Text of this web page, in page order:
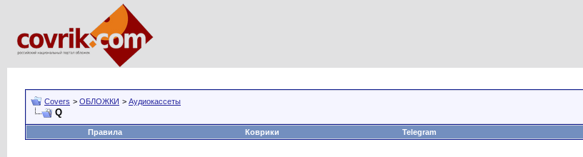
Covers > ОБЛОЖКИ > Аудиокассеты
Q
Правила
Коврики Telegram